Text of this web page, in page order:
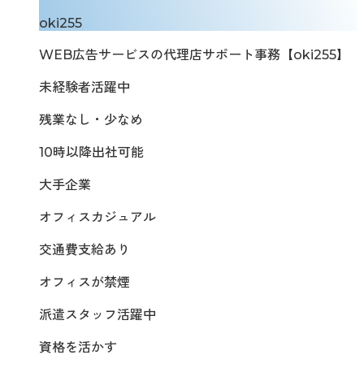
oki255
WEB広告サービスの代理店サポート事務【oki255】
未経験者活躍中
残業なし・少なめ
10時以降出社可能
大手企業
オフィスカジュアル
交通費支給あり
オフィスが禁煙
派遣スタッフ活躍中
資格を活かす